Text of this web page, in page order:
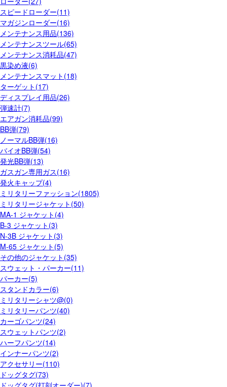
スピードローダー(11)
マガジンローダー(16)
メンテナンス用品(136)
メンテナンスツール(65)
メンテナンス消耗品(47)
黒染め液(6)
メンテナンスマット(18)
ターゲット(17)
ディスプレイ用品(26)
弾速計(7)
エアガン消耗品(99)
BB弾(79)
ノーマルBB弾(16)
バイオBB弾(54)
発光BB弾(13)
ガスガン専用ガス(16)
発火キャップ(4)
ミリタリーファッション(1805)
ミリタリージャケット(50)
MA-1 ジャケット(4)
B-3 ジャケット(3)
N-3B ジャケット(3)
M-65 ジャケット(5)
その他のジャケット(35)
スウェット・パーカー(11)
パーカー(5)
スタンドカラー(6)
ミリタリーシャツ@(0)
ミリタリーパンツ(40)
カーゴパンツ(24)
スウェットパンツ(2)
ハーフパンツ(14)
インナーパンツ(2)
アクセサリー(110)
ドッグタグ(73)
ドッグタグ(打刻オーダー)(7)